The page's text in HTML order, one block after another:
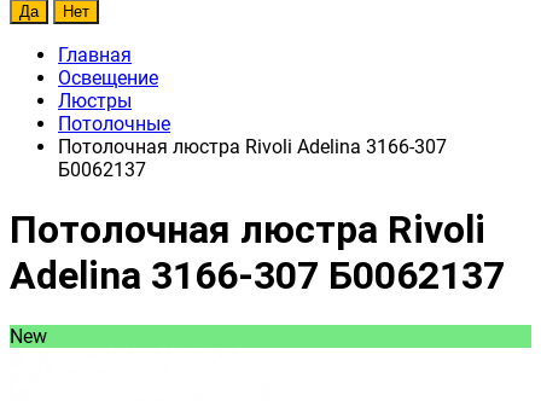
Главная
Освещение
Люстры
Потолочные
Потолочная люстра Rivoli Adelina 3166-307
Б0062137
Потолочная люстра Rivoli
Adelina 3166-307 Б0062137
New